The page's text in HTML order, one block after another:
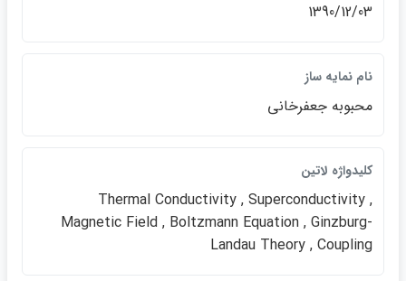
1390/12/03
نام نمايه ساز
محبوبه جعفرخاني
كليدواژه لاتين
Thermal Conductivity , Superconductivity ,
Magnetic Field , Boltzmann Equation , Ginzburg-
Landau Theory , Coupling